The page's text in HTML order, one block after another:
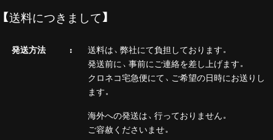
【送料につきまして】
発送方法
送料は、弊社にて負担しております。
発送前に、事前にご連絡を差し上げます。
クロネコ宅急便にて、ご希望の日時にお送りし
ます。
海外への発送は、行っておりません。
ご容赦くださいませ。